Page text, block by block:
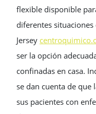
flexible disponible
diferentes
Jersey
ser la opción
confinadas en casa.
se dan cuenta de que
sus pacientes con